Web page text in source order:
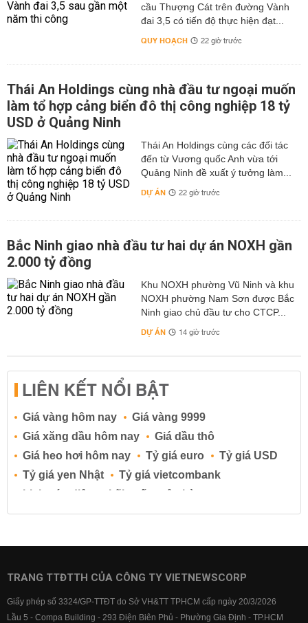
cầu Thượng Cát trên đường Vành
đai 3,5 có tiến độ thực hiện đạt...
QUY HOẠCH 22 giờ trước
Thái An Holdings cùng nhà đầu tư ngoại muốn
làm tổ hợp cảng biển đô thị công nghiệp 18 tỷ
USD ở Quảng Ninh
Thái An Holdings cùng các đối tác
đến từ Vương quốc Anh vừa tới
Quảng Ninh đề xuất ý tưởng làm...
DỰ ÁN 22 giờ trước
Bắc Ninh giao nhà đầu tư hai dự án NOXH gần
2.000 tỷ đồng
Khu NOXH phường Vũ Ninh và khu
NOXH phường Nam Sơn được Bắc
Ninh giao chủ đầu tư cho CTCP...
DỰ ÁN 14 giờ trước
LIÊN KẾT NỔI BẬT
Giá vàng hôm nay
Giá vàng 9999
Giá xăng dầu hôm nay
Giá dầu thô
Giá heo hơi hôm nay
Tỷ giá euro
Tỷ giá USD
Tỷ giá yen Nhật
Tỷ giá vietcombank
Lịch cúp điện
Lãi suất ngân hàng
Lãi suất tiết kiệm
Lãi suất tiền gửi
Lãi suất ngân hàng BIDV
Lãi suất ngân hàng Vietcombank
TRANG TTĐTTH CỦA CÔNG TY VIETNEWSCORP
Giấy phép số 3324/GP-TTĐT do Sở VH&TT TPHCM cấp ngày 20/3/2026
Lầu 5 - Compa Building - 293 Điện Biên Phủ - Phường Gia Định - TP.HCM